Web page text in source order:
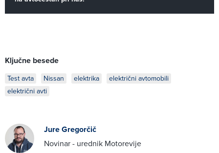
Ključne besede
Test avta Nissan elektrika
električni avtomobili
električni avti
Jure Gregorčič
Novinar - urednik Motorevije